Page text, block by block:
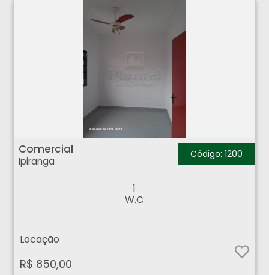
Comercial - Ipiranga - Ribeirão Preto
Comercial
Ipiranga
Código: 1200
1
W.C
Locação
R$ 850,00